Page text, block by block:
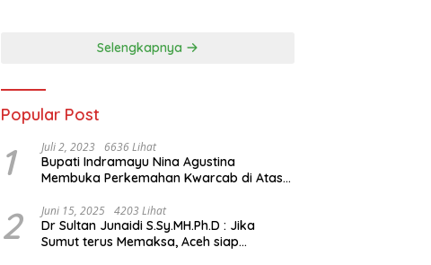
Sejarah Chiang Kai-Selengkapnya
Popular Post
1 Juli 2, 2023 6636 Lihat
Bupati Indramayu Nina Agustina
Membuka Perkemahan Kwarcab di Atas
2 Juni 15, 2025 4203 Lihat
Dr Sultan Junaidi S.Sy.MH.Ph.D : Jika
Sumut terus Memaksa, Aceh siap